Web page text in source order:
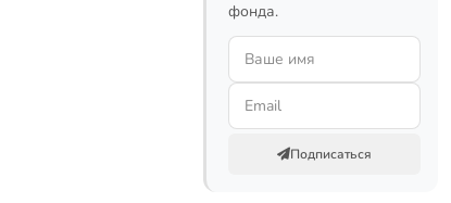
фонда.
Подписаться